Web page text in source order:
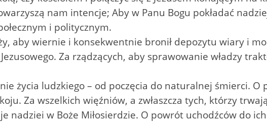
nam intencje; Aby w Panu Bogu pokładać
i politycznym.
aby wiernie i konsekwentnie bronił depozytu wiary i
Za rządzących, aby sprawowanie władzy
życia ludzkiego – od poczęcia do naturalnej śmierci. O
Za wszelkich więźniów, a zwłaszcza tych, którzy
nadziei w Boże Miłosierdzie. O powrót uchodźców do